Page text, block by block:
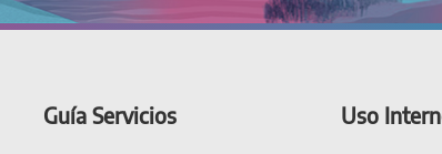
Guía Servicios Uso